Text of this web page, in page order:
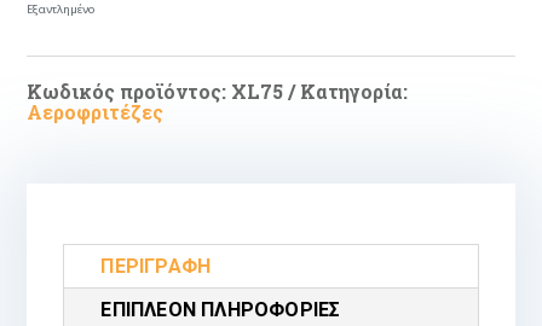
Εξαντλημένο
Κωδικός προϊόντος: XL75
Κατηγορία:
Αεροφριτέζες
ΠΕΡΙΓΡΑΦΉ
ΕΠΙΠΛΈΟΝ ΠΛΗΡΟΦΟΡΊΕΣ